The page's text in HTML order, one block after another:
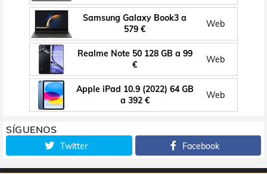
Samsung Galaxy Book3 a
579 €
Web
Realme Note 50 128 GB a 99
€
Web
Apple iPad 10.9 (2022) 64 GB
a 392 €
Web
SÍGUENOS
Twitter Facebook